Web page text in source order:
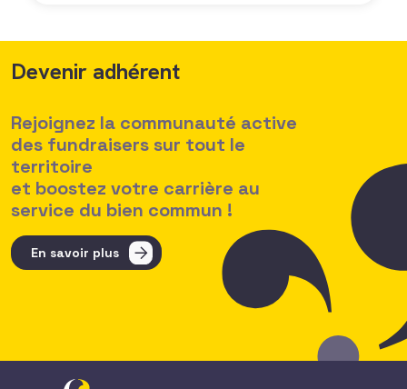
Devenir adhérent
Rejoignez la communauté active
des fundraisers sur tout le
territoire
et boostez votre carrière au
service du bien commun !
En savoir plus